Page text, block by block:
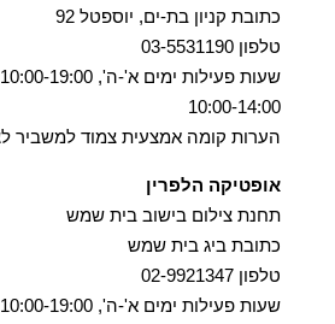
כתובת קניון בת-ים, יוספטל 92
טלפון 03-5531190
10:00-14:00
הערות קומה אמצעית צמוד למשביר
אופטיקה הלפרין
תחנת צילום בישוב בית שמש
כתובת ביג בית שמש
טלפון 02-9921347